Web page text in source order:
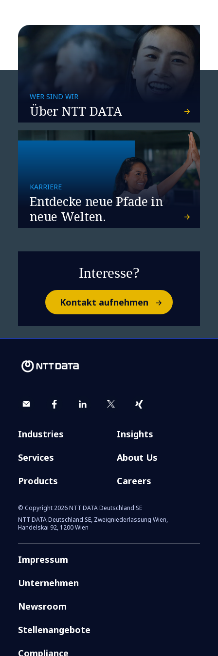
The Leadership
Framework 2020+
Remote Risk Advisory
WER SIND WIR
Über NTT DATA
KARRIERE
Entdecke neue Pfade in
neue Welten.
Interesse?
Kontakt aufnehmen
Industries
Services
Products
Insights
About Us
Careers
© Copyright 2026 NTT DATA Deutschland SE
NTT DATA Deutschland SE, Zweigniederlassung Wien,
Handelskai 92, 1200 Wien
Impressum
Unternehmen
Newsroom
Stellenangebote
Compliance